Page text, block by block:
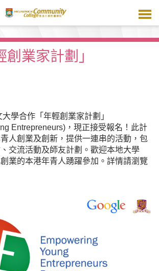
創業家計劃」
學合作「年輕創業家計劃」
Entrepreneurs)，現正接受報名！此計
人創業及創新，提供一連串的活動，包
交流活動及師友計劃。歡迎本地大學
業的本港年青人踴躍參加。詳情請瀏覽